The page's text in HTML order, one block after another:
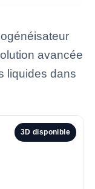
avancée
liquides dans
3D disponible